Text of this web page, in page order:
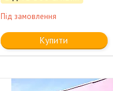
Під замовлення
Купити